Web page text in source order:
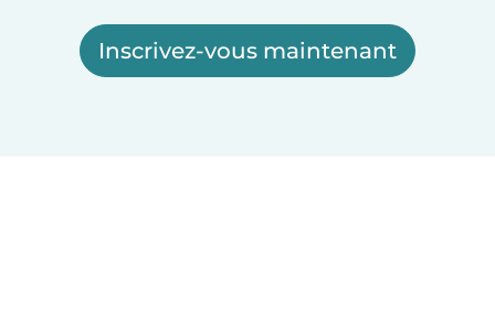
Inscrivez-vous maintenant